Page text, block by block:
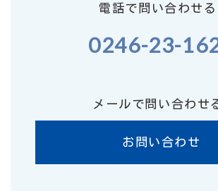
電話で問い合わせる
0246-23-
メールで問い合わせ
お問い合わせ